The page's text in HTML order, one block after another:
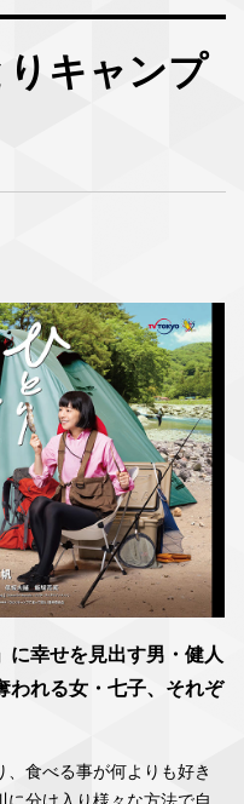
キャンプ
に幸せを見出す男・健人
われる女・七子、それぞ
食べる事が何よりも好き
分け入り様々な方法で自